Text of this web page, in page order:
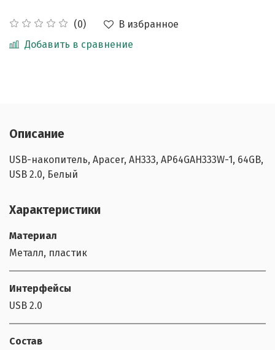
(0)
В избранное
Добавить в сравнение
Описание
USB-накопитель, Apacer, AH333, AP64GAH333W-1, 64GB,
USB 2.0, Белый
Характеристики
Материал
Металл, пластик
Интерфейсы
USB 2.0
Состав